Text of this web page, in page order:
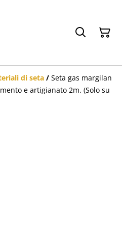
di seta / Seta gas margilan
e artigianato 2m. (Solo su